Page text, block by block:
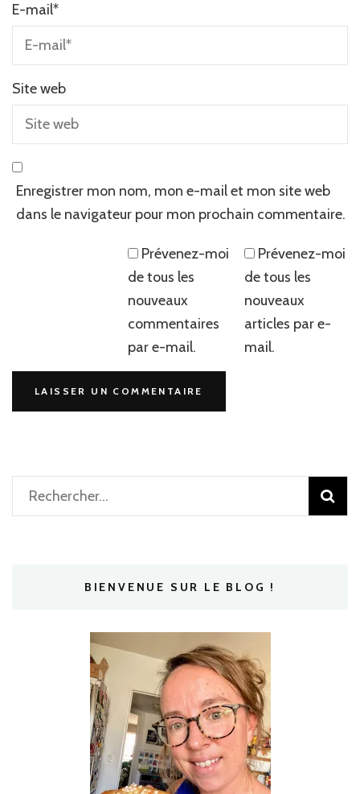
E-mail*
Site web
Enregistrer mon nom, mon e-mail et mon site web
dans le navigateur pour mon prochain commentaire.
Prévenez-moi
de tous les
nouveaux
commentaires
par e-mail.
Prévenez-moi
de tous les
nouveaux
articles par e-
mail.
Rechercher :
BIENVENUE SUR LE BLOG !